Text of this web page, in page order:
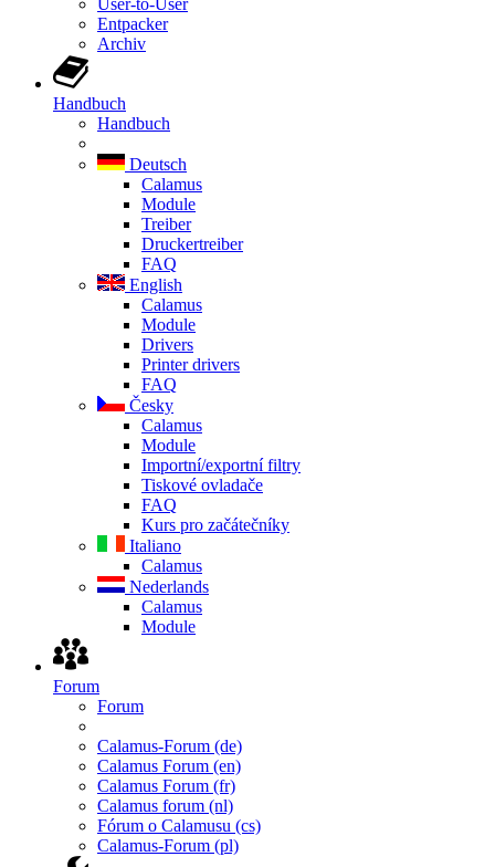
User-to-User
Entpacker
Archiv
Handbuch
Handbuch
Deutsch
Calamus
Module
Treiber
Druckertreiber
FAQ
English
Calamus
Module
Drivers
Printer drivers
FAQ
Česky
Calamus
Module
Importní/exportní filtry
Tiskové ovladače
FAQ
Kurs pro začátečníky
Italiano
Calamus
Nederlands
Calamus
Module
Forum
Forum
Calamus-Forum (de)
Calamus Forum (en)
Calamus Forum (fr)
Calamus forum (nl)
Fórum o Calamusu (cs)
Calamus-Forum (pl)